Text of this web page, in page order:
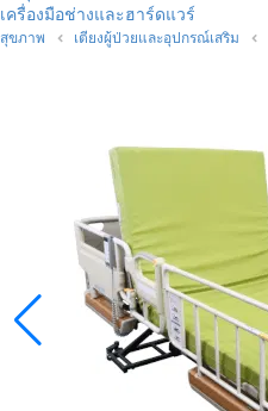
เครื่องมือช่างและฮาร์ดแวร์
สุขภาพ เตียงผู้ป่วยและอุปกรณ์เสริม